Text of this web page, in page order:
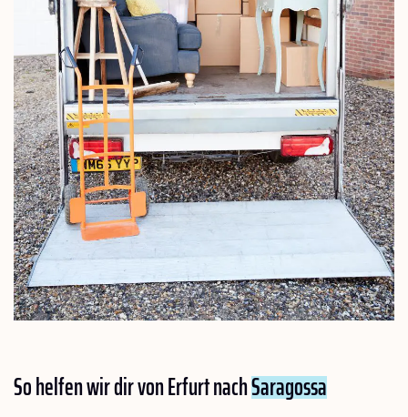
So helfen wir dir von Erfurt nachSaragossa